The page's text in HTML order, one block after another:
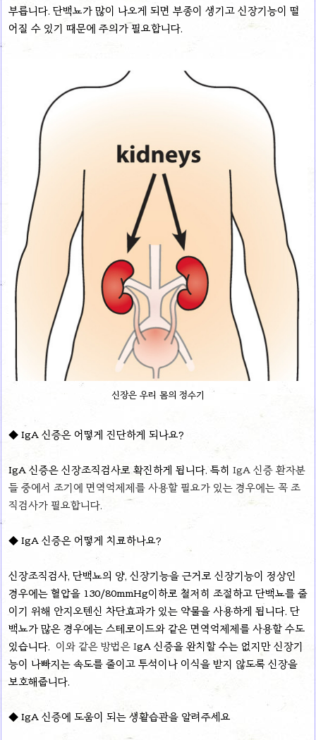
부릅니다. 단백뇨가 많이 나오게 되면 부종이 생기고 신장기능이 떨
어질 수 있기 때문에 주의가 필요합니다.
신장은 우리 몸의 정수기
◆ IgA 신증은 어떻게 진단하게 되나요?
IgA 신증은 신장조직검사로 확진하게 됩니다. 특히 IgA 신증 환자분
들 중에서 조기에 면역억제제를 사용할 필요가 있는 경우에는 꼭 조
직검사가 필요합니다.
◆ IgA 신증은 어떻게 치료하나요?
신장조직검사, 단백뇨의 양, 신장기능을 근거로 신장기능이 정상인
경우에는 혈압을 130/80mmHg이하로 철저히 조절하고 단백뇨를 줄
이기 위해 안지오텐신 차단효과가 있는 약물을 사용하게 됩니다. 단
백뇨가 많은 경우에는 스테로이드와 같은 면역억제제를 사용할 수도
있습니다. 이와 같은 방법은 IgA 신증을 완치할 수는 없지만 신장기
능이 나빠지는 속도를 줄이고 투석이나 이식을 받지 않도록 신장을
보호해줍니다.
◆ IgA 신증에 도움이 되는 생활습관을 알려주세요